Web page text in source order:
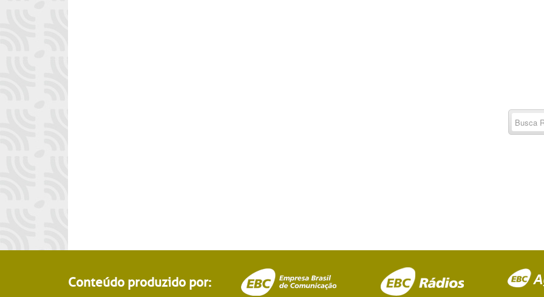
Buscar
por:
Conteúdo produzido por: